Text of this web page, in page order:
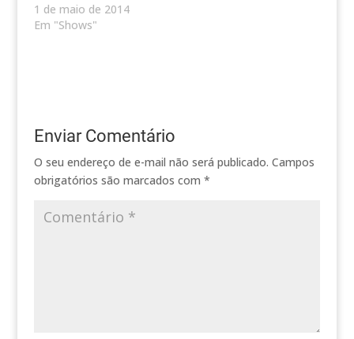
1 de maio de 2014
Em "Shows"
Enviar Comentário
O seu endereço de e-mail não será publicado. Campos
obrigatórios são marcados com *